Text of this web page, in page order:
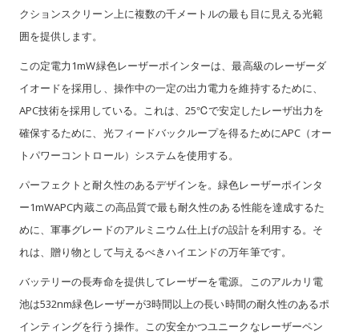
クションスクリーン上に複数の千メートルの最も目に見える光範
囲を提供します。
この定電力1mW緑色レーザーポインターは、最高級のレーザーダ
イオードを採用し、操作中の一定の出力電力を維持するために、
APC技術を採用している。これは、25℃で安定したレーザ出力を
確保するために、光フィードバックループを得るためにAPC（オー
トパワーコントロール）システムを使用する。
パーフェクトと耐久性のあるデザインを。緑色レーザーポインタ
ー1mWAPC内蔵この高品質で最も耐久性のある性能を達成するた
めに、軍事グレードのアルミニウム仕上げの設計を利用する。そ
れは、贈り物として与えるべきハイエンドの万年筆です。
バッテリーの長寿命を提供してレーザーを電源。このアルカリ電
池は532nm緑色レーザーが3時間以上の長い時間の耐久性のあるポ
インティングを行う操作。この安全かつユニークなレーザーペン